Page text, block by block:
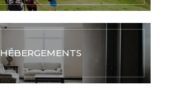
HÉBERGEMENTS